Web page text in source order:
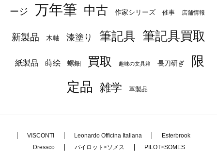
ージ 万年筆 中古 作家シリーズ 催事 店舗情報
新製品 木軸 漆塗り 筆記具 筆記具買取
紙製品 蒔絵 螺鈿 買取 趣味の文具箱 長刀研ぎ
限
定品
雑学 革製品
VISCONTI Leonardo Officina Italiana
Esterbrook
Dressco
パイロット×ソメス
PILOT×SOMES